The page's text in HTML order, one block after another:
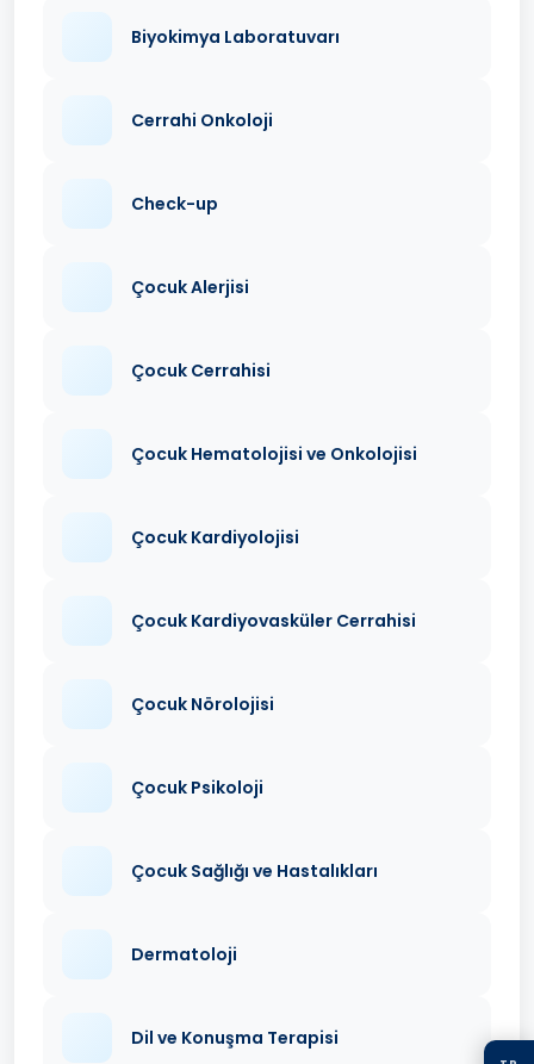
Biyokimya Laboratuvarı
Cerrahi Onkoloji
Check-up
Çocuk Alerjisi
Çocuk Cerrahisi
Çocuk Hematolojisi ve Onkolojisi
Çocuk Kardiyolojisi
Çocuk Kardiyovasküler Cerrahisi
Çocuk Nörolojisi
Çocuk Psikoloji
Çocuk Sağlığı ve Hastalıkları
Dermatoloji
Dil ve Konuşma Terapisi